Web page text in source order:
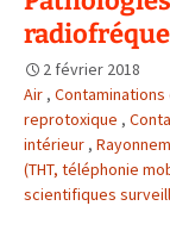
2 février 2018
Air ,
reprotoxique ,
intérieur ,
(THT, téléphonie
scientifiques